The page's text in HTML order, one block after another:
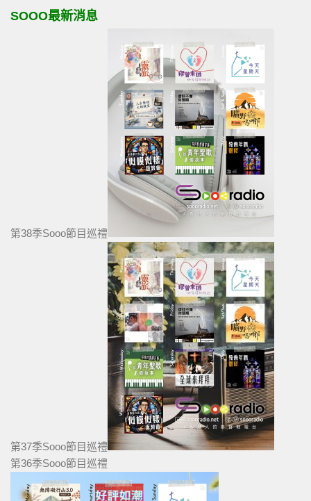
SOOO最新消息
第38季Sooo節目巡禮
第37季Sooo節目巡禮
第36季Sooo節目巡禮